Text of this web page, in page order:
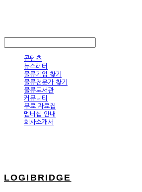
콘텐츠
뉴스레터
물류기업 찾기
물류전문가 찾기
물류도서관
커뮤니티
무료 자료집
멤버십 안내
회사소개서
LOGIBRIDGE